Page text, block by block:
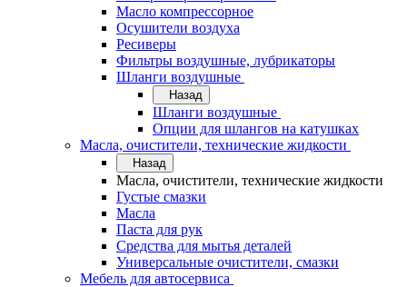
Масло компрессорное
Осушители воздуха
Ресиверы
Фильтры воздушные, лубрикаторы
Шланги воздушные
Назад
Шланги воздушные
Опции для шлангов на катушках
Масла, очистители, технические жидкости
Назад
Масла, очистители, технические жидкости
Густые смазки
Масла
Паста для рук
Средства для мытья деталей
Универсальные очистители, смазки
Мебель для автосервиса